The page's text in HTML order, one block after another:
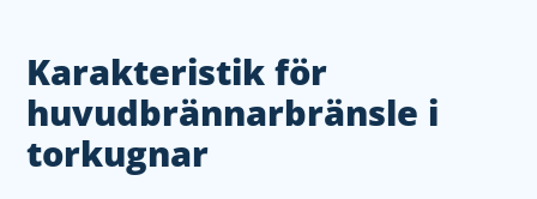
Karakteristik för
huvudbrännarbränsle i
torkugnar